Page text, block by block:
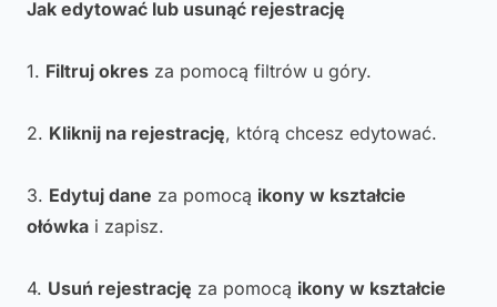
Jak edytować lub usunąć rejestrację
1. Filtruj okres za pomocą filtrów u góry.
2. Kliknij na rejestrację, którą chcesz edytować.
3. Edytuj dane za pomocą ikony w kształcie
ołówka i zapisz.
4. Usuń rejestrację za pomocą ikony w kształcie